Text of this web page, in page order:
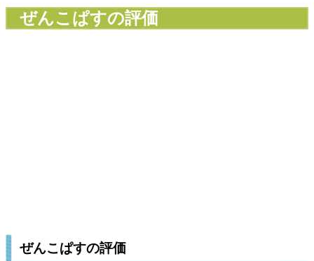
ぜんこぱすの評価
ぜんこぱすの評価